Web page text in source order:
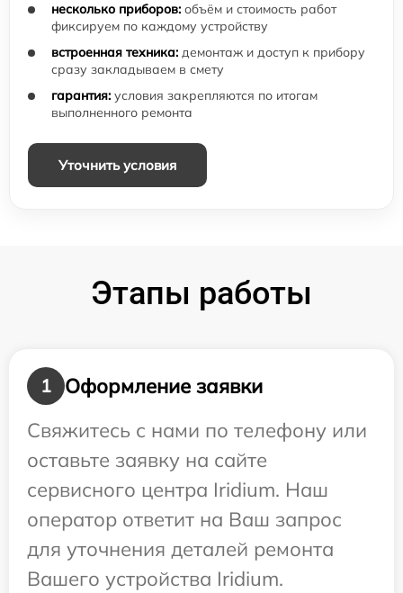
несколько приборов: объём и стоимость работ
фиксируем по каждому устройству
встроенная техника: демонтаж и доступ к прибору
сразу закладываем в смету
гарантия: условия закрепляются по итогам
выполненного ремонта
Уточнить условия
Этапы работы
1
Оформление заявки
Свяжитесь с нами по телефону или
оставьте заявку на сайте
сервисного центра Iridium. Наш
оператор ответит на Ваш запрос
для уточнения деталей ремонта
Вашего устройства Iridium.